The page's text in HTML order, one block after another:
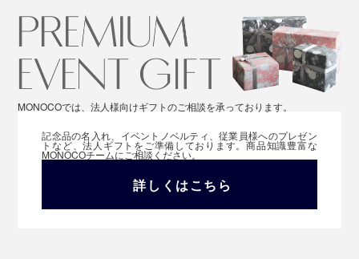
MONOCOでは、法人様向けギフトのご相談を承っております。
記念品の名入れ、イベントノベルティ、従業員様へのプレゼン
トなど、法人ギフトをご準備しております。商品知識豊富な
MONOCOチームにご相談ください。
詳しくはこちら